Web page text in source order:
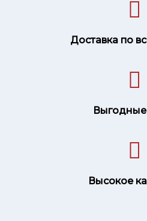
Доставка по
Высокое